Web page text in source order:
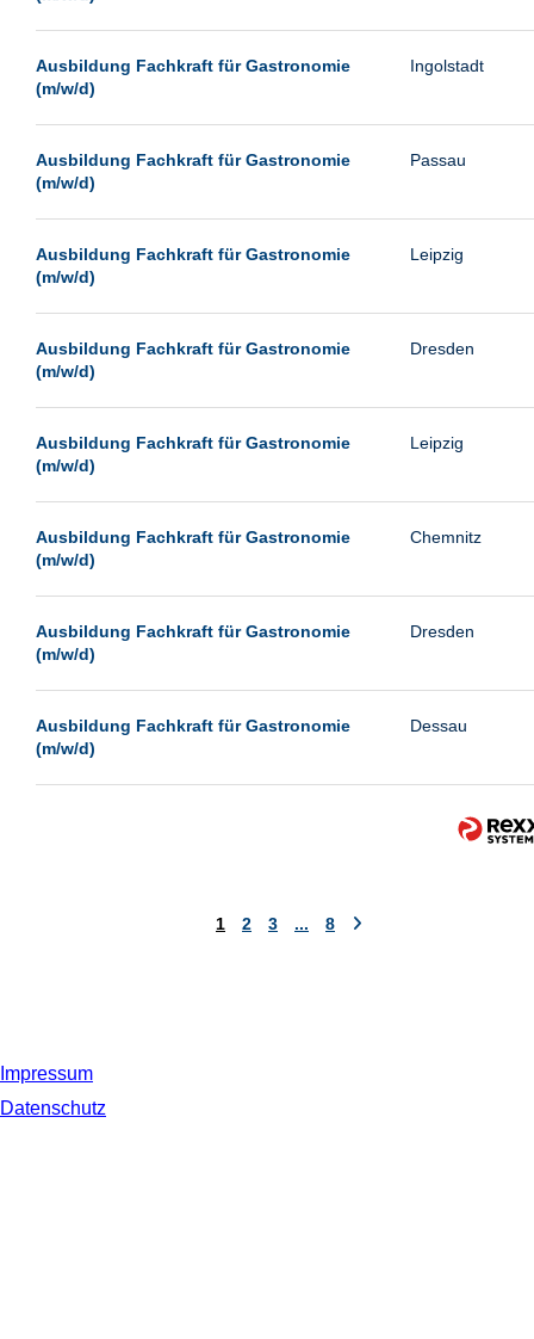
Viernheim
Wetzlar
Wust/Brandenburg
Ausbildung Fachkraft für Gastronomie
(m/w/d)
Ingolstadt
Ausbildung Fachkraft für Gastronomie
(m/w/d)
Passau
Ausbildung Fachkraft für Gastronomie
(m/w/d)
Leipzig
Ausbildung Fachkraft für Gastronomie
(m/w/d)
Dresden
Ausbildung Fachkraft für Gastronomie
(m/w/d)
Leipzig
Ausbildung Fachkraft für Gastronomie
(m/w/d)
Chemnitz
Ausbildung Fachkraft für Gastronomie
(m/w/d)
Dresden
Ausbildung Fachkraft für Gastronomie
(m/w/d)
Dessau
1 2 3 ... 8
Impressum
Datenschutz